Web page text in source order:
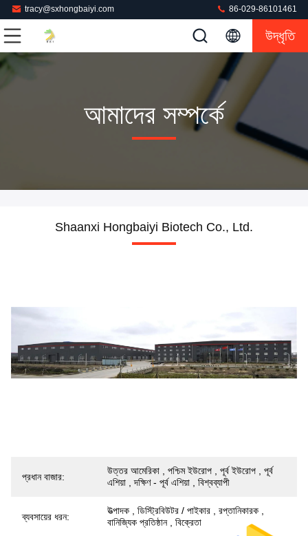
tracy@sxhongbaiyi.com 86-029-86101461
উদ্ধৃতি
আমাদের সম্পর্কে
Shaanxi Hongbaiyi Biotech Co., Ltd.
প্রধান বাজার:
উত্তর আমেরিকা , পশ্চিম ইউরোপ , পূর্ব ইউরোপ , পূর্ব
এশিয়া , দক্ষিণ - পূর্ব এশিয়া , বিশ্বব্যাপী
ব্যবসায়ের ধরন:
উত্পাদক , ডিস্ট্রিবিউটর / পাইকার , রপ্তানিকারক ,
বানিজ্যিক প্রতিষ্ঠান , বিক্রেতা